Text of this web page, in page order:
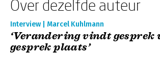
Over dezelfde auteur
Interview | Marcel Kuhlmann
‘Verandering vindt gesprek
gesprek plaats’